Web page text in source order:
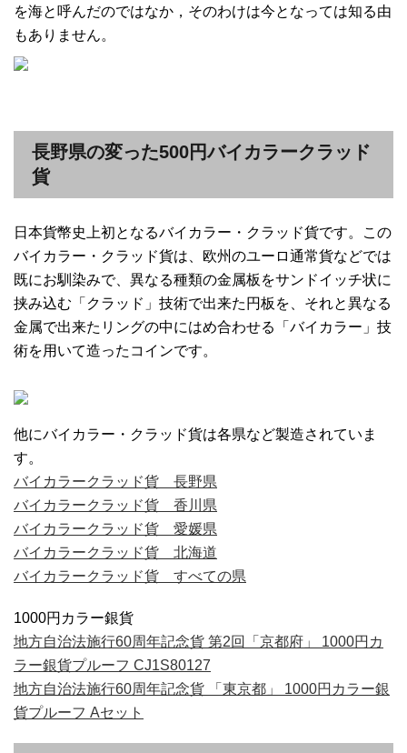
を海と呼んだのではなか，そのわけは今となっては知る由
もありません。
長野県の変った500円バイカラークラッド
貨
日本貨幣史上初となるバイカラー・クラッド貨です。この
バイカラー・クラッド貨は、欧州のユーロ通常貨などでは
既にお馴染みで、異なる種類の金属板をサンドイッチ状に
挟み込む「クラッド」技術で出来た円板を、それと異なる
金属で出来たリングの中にはめ合わせる「バイカラー」技
術を用いて造ったコインです。
他にバイカラー・クラッド貨は各県など製造されていま
す。
バイカラークラッド貨 長野県
バイカラークラッド貨 香川県
バイカラークラッド貨 愛媛県
バイカラークラッド貨 北海道
バイカラークラッド貨 すべての県
1000円カラー銀貨
地方自治法施行60周年記念貨 第2回「京都府」 1000円カ
ラー銀貨プルーフ CJ1S80127
地方自治法施行60周年記念貨 「東京都」 1000円カラー銀
貨プルーフ Aセット